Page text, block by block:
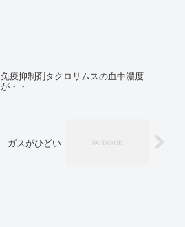
免疫抑制剤タクロリムスの血中濃度
が・・
ガスがひどい